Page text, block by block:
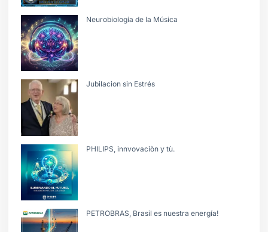
Neurobiología de la Música
Jubilacion sin Estrés
PHILIPS, innvovaciòn y tù.
PETROBRAS, Brasil es nuestra energía!